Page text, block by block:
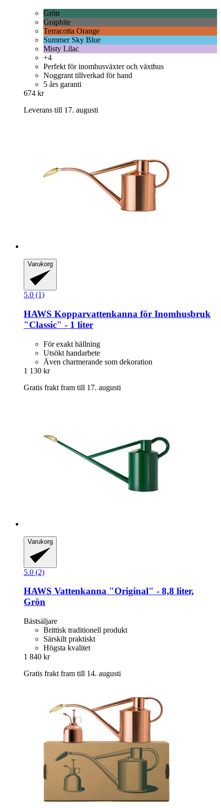
Grön
Graphite
Terracotta Orange
Summer Sky Blue
Misty Lilac
+4
Perfekt för inomhusväxter och växthus
Noggrant tillverkad för hand
5 års garanti
674 kr
Leverans till 17. augusti
Varukorg
5.0 (1)
HAWS Kopparvattenkanna för Inomhusbruk
"Classic" -​ 1 liter
För exakt hällning
Utsökt handarbete
Även charmerande som dekoration
1 130 kr
Gratis frakt fram till 17. augusti
Varukorg
5.0 (2)
HAWS Vattenkanna "Original" -​ 8,8 liter,
Grön
Bästsäljare
Brittisk traditionell produkt
Särskilt praktiskt
Högsta kvalitet
1 840 kr
Gratis frakt fram till 14. augusti